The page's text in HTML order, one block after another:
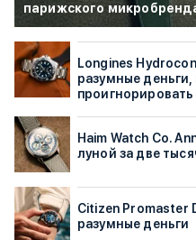
парижского
Longines
разумные
проигнорировать
Haim Watch Co.
луной за две
Citizen Promaster
разумные деньги